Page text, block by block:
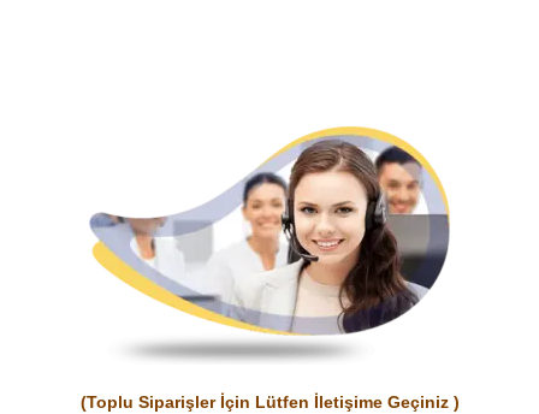
(Toplu Siparişler İçin Lütfen İletişime Geçiniz )